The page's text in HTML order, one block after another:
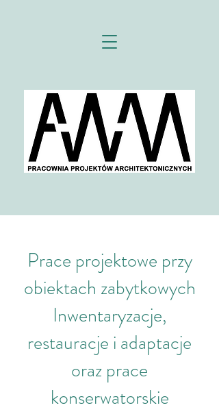
Prace projektowe przy
obiektach zabytkowych
Inwentaryzacje,
restauracje i adaptacje
oraz prace
konserwatorskie